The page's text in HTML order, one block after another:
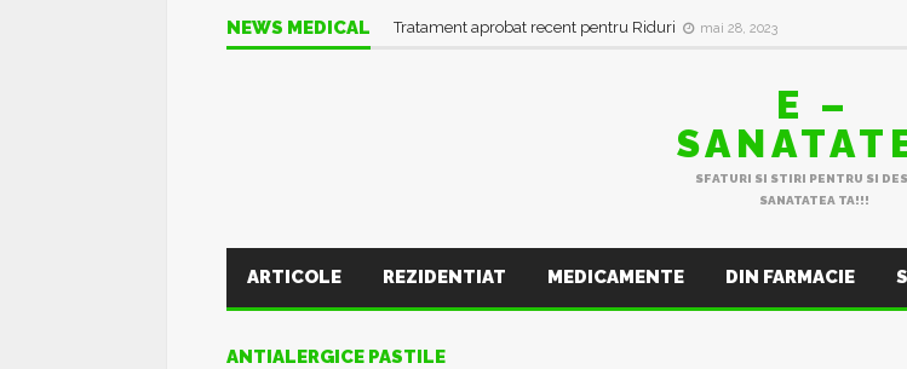
NEWS MEDICAL Tratament aprobat recent pentru Riduri mai 28, 2023
E –
SFATURI SI STIRI PENTRU SI
SANATATEA TA!!!
ARTICOLE REZIDENTIAT MEDICAMENTE DIN FARMACIE
ANTIALERGICE PASTILE